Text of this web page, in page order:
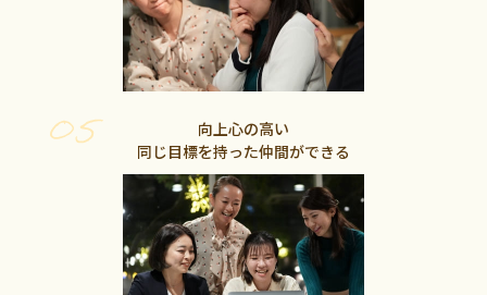
向上心の高い
同じ目標を持った仲間ができる